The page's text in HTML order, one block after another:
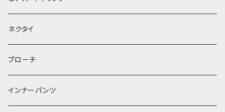
ヘッドドレス・カチューシャ
ヘアゴム
簪
ネクタイ
ブローチ
インナーパンツ